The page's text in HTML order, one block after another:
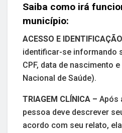
Saiba como irá
município:
ACESSO E
identificar-se informando
CPF, data de nascimento
Nacional de Saúde).
TRIAGEM CLÍNICA – Após
pessoa deve descrever
acordo com seu relato,